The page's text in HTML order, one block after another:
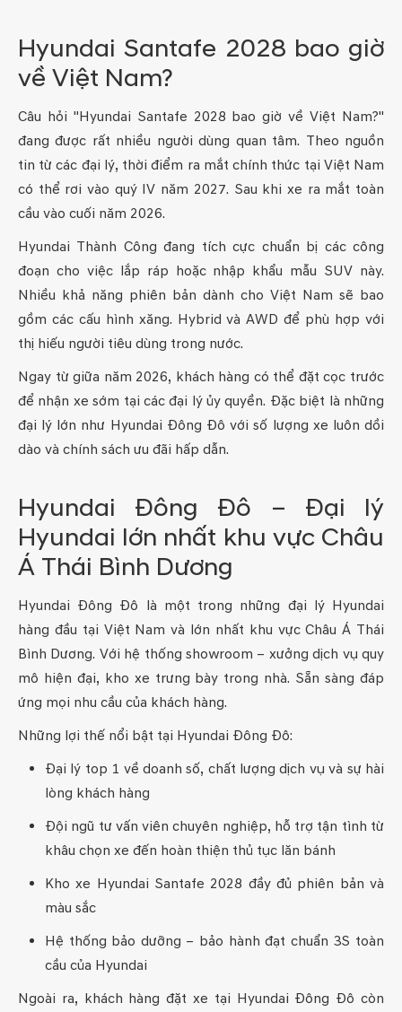
Hyundai Santafe 2028 bao giờ
về Việt Nam?
Câu hỏi "Hyundai Santafe 2028 bao giờ về Việt Nam?"
đang được rất nhiều người dùng quan tâm. Theo nguồn
tin từ các đại lý, thời điểm ra mắt chính thức tại Việt Nam
có thể rơi vào quý IV năm 2027. Sau khi xe ra mắt toàn
cầu vào cuối năm 2026.
Hyundai Thành Công đang tích cực chuẩn bị các công
đoạn cho việc lắp ráp hoặc nhập khẩu mẫu SUV này.
Nhiều khả năng phiên bản dành cho Việt Nam sẽ bao
gồm các cấu hình xăng. Hybrid và AWD để phù hợp với
thị hiếu người tiêu dùng trong nước.
Ngay từ giữa năm 2026, khách hàng có thể đặt cọc trước
để nhận xe sớm tại các đại lý ủy quyền. Đặc biệt là những
đại lý lớn như Hyundai Đông Đô với số lượng xe luôn dồi
dào và chính sách ưu đãi hấp dẫn.
Hyundai Đông Đô – Đại lý
Hyundai lớn nhất khu vực Châu
Á Thái Bình Dương
Hyundai Đông Đô là một trong những đại lý Hyundai
hàng đầu tại Việt Nam và lớn nhất khu vực Châu Á Thái
Bình Dương. Với hệ thống showroom – xưởng dịch vụ quy
mô hiện đại, kho xe trưng bày trong nhà. Sẵn sàng đáp
ứng mọi nhu cầu của khách hàng.
Những lợi thế nổi bật tại Hyundai Đông Đô:
Đại lý top 1 về doanh số, chất lượng dịch vụ và sự hài
lòng khách hàng
Đội ngũ tư vấn viên chuyên nghiệp, hỗ trợ tận tình từ
khâu chọn xe đến hoàn thiện thủ tục lăn bánh
Kho xe Hyundai Santafe 2028 đầy đủ phiên bản và
màu sắc
Hệ thống bảo dưỡng – bảo hành đạt chuẩn 3S toàn
cầu của Hyundai
Ngoài ra, khách hàng đặt xe tại Hyundai Đông Đô còn